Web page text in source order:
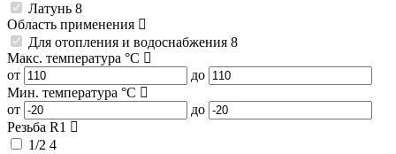
Латунь 8
Область применения
Для отопления и водоснабжения 8
Макс. температура °C
от
до
Мин. температура °C
от
до
Резьба R1
1/2 4